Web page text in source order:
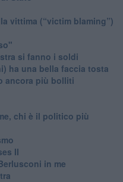
vittima (“victim blaming”)
si fanno i soldi
ha una bella faccia tosta
ancora più bolliti
chi è il politico più
II
in me